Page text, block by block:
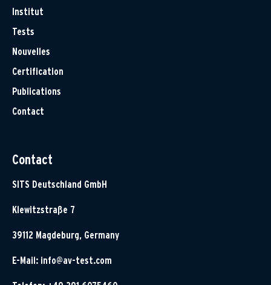
Institut
Tests
Nouvelles
Certification
Publications
Contact
Contact
SITS Deutschland GmbH
Klewitzstraße 7
39112 Magdeburg, Germany
E-Mail: info@av-test.com